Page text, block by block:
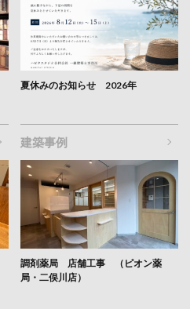
夏休みのお知らせ 2026年
建築事例
調剤薬局 店舗工事 （ピオン薬
局・二俣川店）